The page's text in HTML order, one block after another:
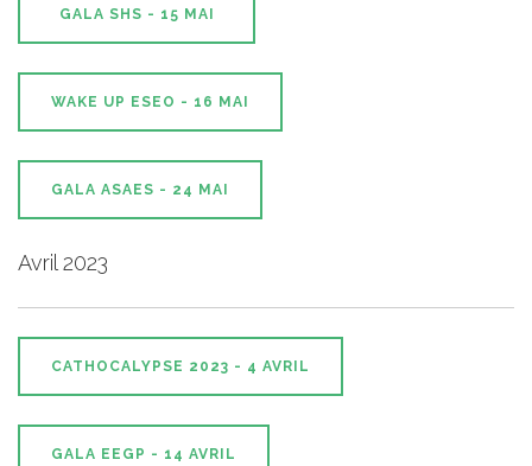
GALA SHS - 15 MAI
WAKE UP ESEO - 16 MAI
GALA ASAES - 24 MAI
Avril 2023
CATHOCALYPSE 2023 - 4 AVRIL
GALA EEGP - 14 AVRIL